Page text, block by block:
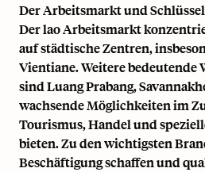
Der Arbeitsmarkt und
Der lao Arbeitsmarkt
auf städtische Zentren,
Vientiane. Weitere bedeutende
sind Luang Prabang,
wachsende Möglichkeiten im
Tourismus, Handel und
bieten. Zu den wichtigsten
Beschäftigung schaffen und